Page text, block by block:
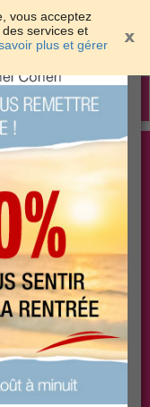
vous acceptez
services et
plus et gérer
et être bien
PLUS
COACHING
×